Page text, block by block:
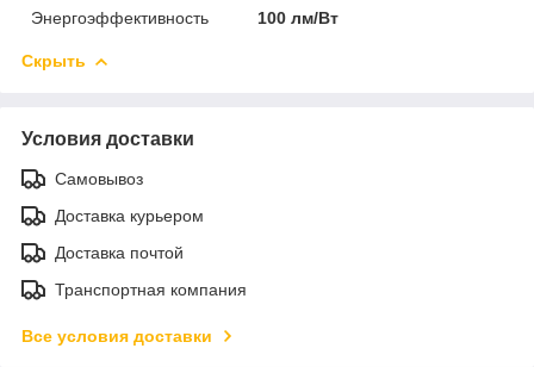
Энергоэффективность 100 лм/Вт
Скрыть
Условия доставки
Самовывоз
Доставка курьером
Доставка почтой
Транспортная компания
Все условия доставки